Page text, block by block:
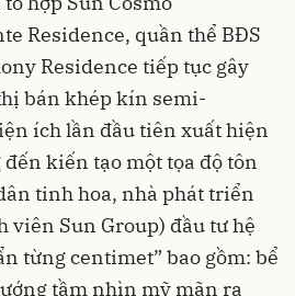
Residence, quần thể BĐS
Residence tiếp tục gây
bán khép kín semi-
ích lần đầu tiên xuất hiện
kiến tạo một tọa độ tôn
tinh hoa, nhà phát triển
viên Sun Group) đầu tư hệ
từng centimet” bao gồm: bể
tầm nhìn mỹ mãn ra